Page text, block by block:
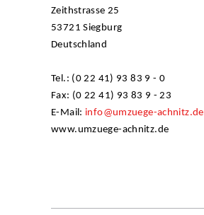
Zeithstrasse 25
53721 Siegburg
Deutschland
Tel.: (0 22 41) 93 83 9 - 0
Fax: (0 22 41) 93 83 9 - 23
E-Mail: info@umzuege-achnitz.de
www.umzuege-achnitz.de